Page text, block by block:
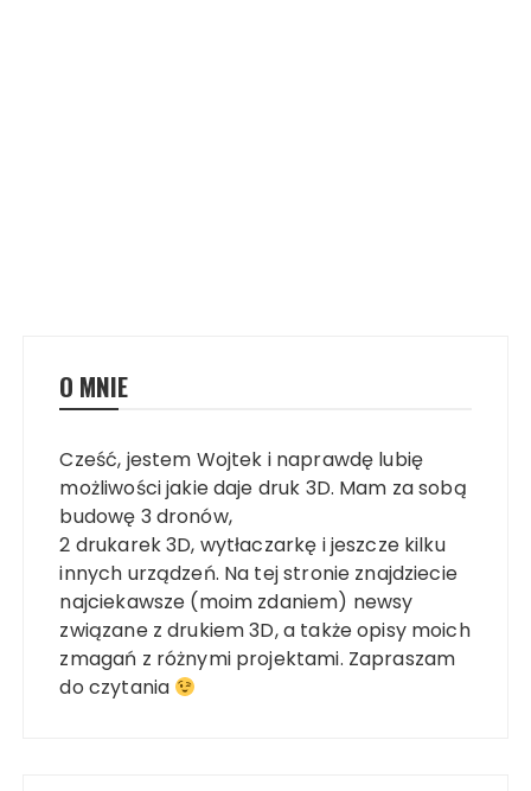
O MNIE
Cześć, jestem Wojtek i naprawdę lubię
możliwości jakie daje druk 3D. Mam za sobą
budowę 3 dronów,
2 drukarek 3D, wytłaczarkę i jeszcze kilku
innych urządzeń. Na tej stronie znajdziecie
najciekawsze (moim zdaniem) newsy
związane z drukiem 3D, a także opisy moich
zmagań z różnymi projektami. Zapraszam
do czytania